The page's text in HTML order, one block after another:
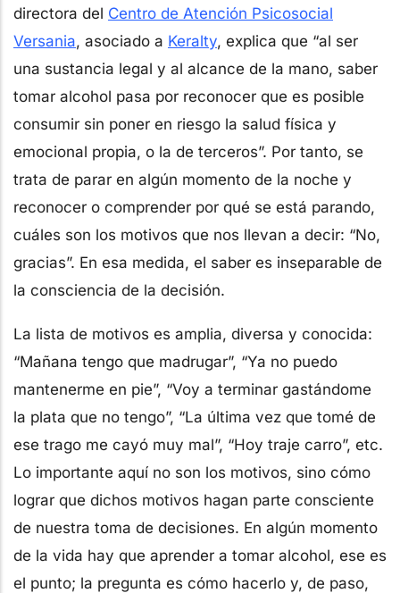
directora del Centro de Atención Psicosocial
Versania, asociado a Keralty, explica que “al ser
una sustancia legal y al alcance de la mano, saber
tomar alcohol pasa por reconocer que es posible
consumir sin poner en riesgo la salud física y
emocional propia, o la de terceros”. Por tanto, se
trata de parar en algún momento de la noche y
reconocer o comprender por qué se está parando,
cuáles son los motivos que nos llevan a decir: “No,
gracias”. En esa medida, el saber es inseparable de
la consciencia de la decisión.
La lista de motivos es amplia, diversa y conocida:
“Mañana tengo que madrugar”, “Ya no puedo
mantenerme en pie”, “Voy a terminar gastándome
la plata que no tengo”, “La última vez que tomé de
ese trago me cayó muy mal”, “Hoy traje carro”, etc.
Lo importante aquí no son los motivos, sino cómo
lograr que dichos motivos hagan parte consciente
de nuestra toma de decisiones. En algún momento
de la vida hay que aprender a tomar alcohol, ese es
el punto; la pregunta es cómo hacerlo y, de paso,